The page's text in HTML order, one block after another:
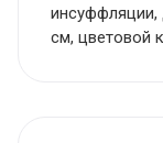
инсуффляции,
см, цветовой